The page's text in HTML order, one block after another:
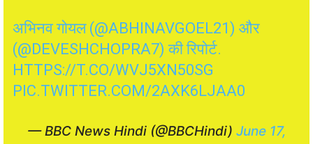
अभिनव गोयल (@ABHINAVGOEL21) और
(@DEVESHCHOPRA7) की रिपोर्ट.
HTTPS://T.CO/WVJ5XN50SG
PIC.TWITTER.COM/2AXK6LJAA0
— BBC News Hindi (@BBCHindi) June 17,